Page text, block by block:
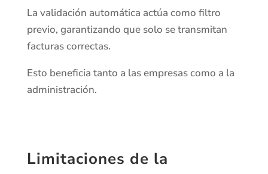
La validación automática actúa como filtro
previo, garantizando que solo se transmitan
facturas correctas.
Esto beneficia tanto a las empresas como a la
administración.
Limitaciones de la